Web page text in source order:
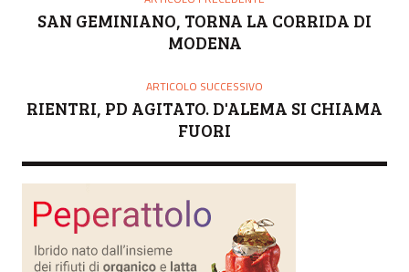
SAN GEMINIANO, TORNA LA CORRIDA DI
MODENA
ARTICOLO SUCCESSIVO
RIENTRI, PD AGITATO. D'ALEMA SI CHIAMA
FUORI